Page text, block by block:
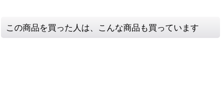
この商品を買った人は、こんな商品も買っています